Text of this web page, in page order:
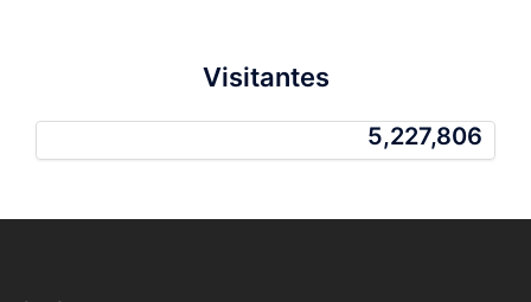
Visitantes
5,227,806
5,227,806